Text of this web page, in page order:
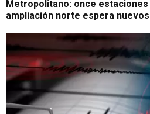
Metropolitano: once
ampliación norte espera